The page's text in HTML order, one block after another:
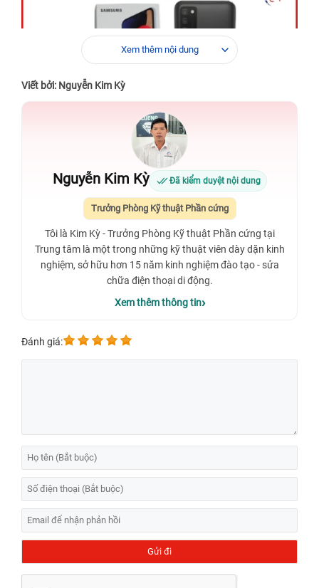
Địa chỉ thay màn hình Samsung chất lượng
Xem thêm: Địa chỉsửa điện thoại giá rẻ
Xem thêm: Cửa hàng thay màn hình điện thoại uy tínBệnh
Viện Điện Thoại, Laptop 24h
Bạn đang quan tâmgiá thay màn hình Samsung
Xem thêm nội dung
Viết bởi: Nguyễn Kim Kỳ
Nguyễn Kim Kỳ Đã kiểm duyệt nội dung
Trưởng Phòng Kỹ thuật Phần cứng
Tôi là Kim Kỳ - Trưởng Phòng Kỹ thuật Phần cứng tại
Trung tâm là một trong những kỹ thuật viên dày dặn kinh
nghiệm, sở hữu hơn 15 năm kinh nghiệm đào tạo - sửa
chữa điện thoại di động.
Xem thêm thông tin
Đánh giá: